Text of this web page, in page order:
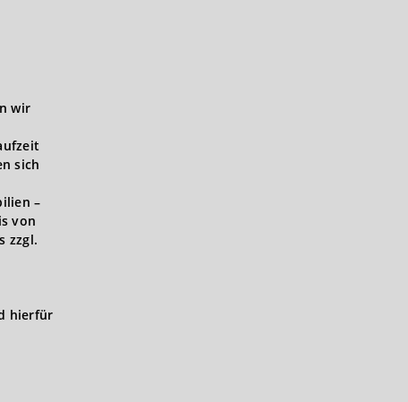
wir
sich
–
von
zzgl.
hierfür